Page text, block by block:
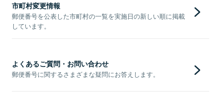
市町村変更情報
郵便番号を公表した市町村の一覧を実施日の新しい順に掲載
しています。
よくあるご質問・お問い合わせ
郵便番号に関するさまざまな疑問にお答えします。